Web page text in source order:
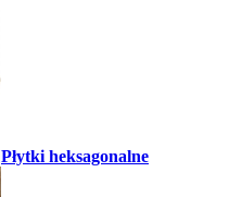
Płytki heksagonalne